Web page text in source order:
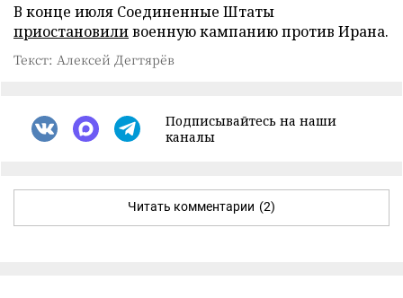
В конце июля Соединенные Штаты
приостановиливоенную кампанию против Ирана.
Текст: Алексей Дегтярёв
Подписывайтесь на наши
каналы
Читать комментарии (2)